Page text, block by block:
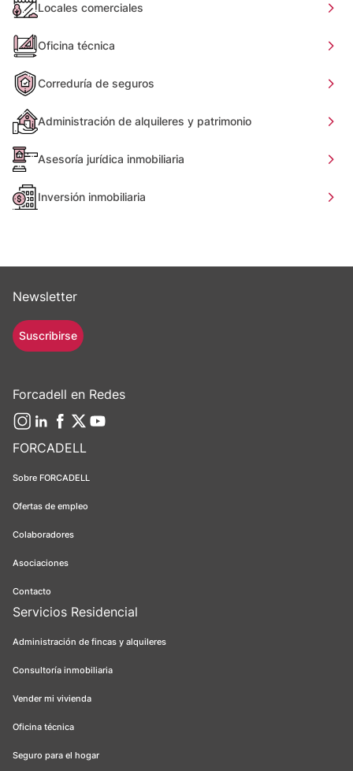
Locales comerciales
Oficina técnica
Correduría de seguros
Administración de alquileres y patrimonio
Asesoría jurídica inmobiliaria
Inversión inmobiliaria
FORCADELL
Sobre FORCADELL
Ofertas de empleo
Colaboradores
Asociaciones
Contacto
Servicios Residencial
Administración de fincas y alquileres
Consultoría inmobiliaria
Vender mi vivienda
Oficina técnica
Seguro para el hogar
Newsletter
Suscribirse
Forcadell en Redes